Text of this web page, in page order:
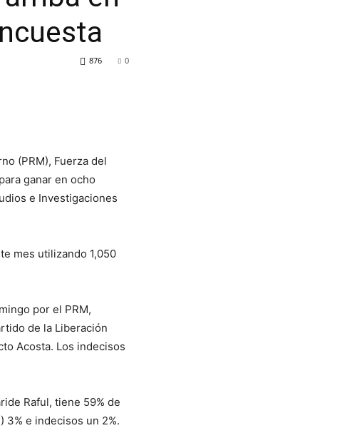
0
876
(PRM), Fuerza del
ganar en ocho
e Investigaciones
mes utilizando 1,050
por el PRM,
de la Liberación
Acosta. Los indecisos
Raful, tiene 59% de
3% e indecisos un 2%.